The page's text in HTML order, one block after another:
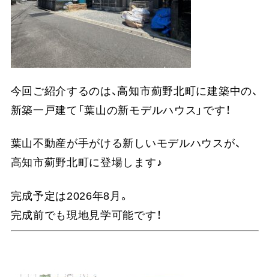
今回ご紹介するのは、高知市薊野北町に建築中の、
新築一戸建て「葉山の新モデルハウス」です！
葉山不動産が手がける新しいモデルハウスが、
高知市薊野北町に登場します♪
完成予定は2026年8月。
完成前でも現地見学可能です！